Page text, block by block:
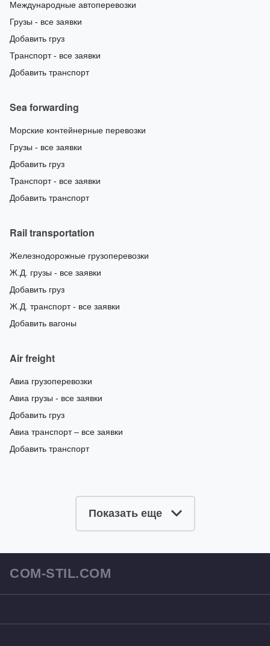
Международные автоперевозки
Грузы - все заявки
Добавить груз
Транспорт - все заявки
Добавить транспорт
Sea forwarding
Морские контейнерные перевозки
Грузы - все заявки
Добавить груз
Транспорт - все заявки
Добавить транспорт
Rail transportation
Железнодорожные грузоперевозки
Ж.Д. грузы - все заявки
Добавить груз
Ж.Д. транспорт - все заявки
Добавить вагоны
Air freight
Авиа грузоперевозки
Авиа грузы - все заявки
Добавить груз
Авиа транспорт – все заявки
Добавить транспорт
Показать еще
COM-STIL.COM